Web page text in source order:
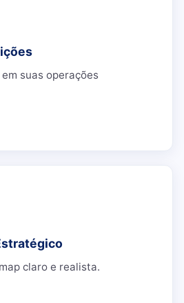
suas operações
claro e realista.